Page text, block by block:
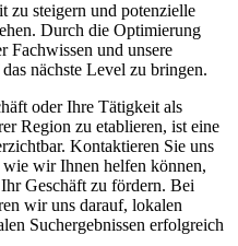
zu steigern und potenzielle
Durch die Optimierung
Fachwissen und unsere
nächste Level zu bringen.
oder Ihre Tätigkeit als
Region zu etablieren, ist eine
Kontaktieren Sie uns
wir Ihnen helfen können,
Geschäft zu fördern. Bei
wir uns darauf, lokalen
Suchergebnissen erfolgreich